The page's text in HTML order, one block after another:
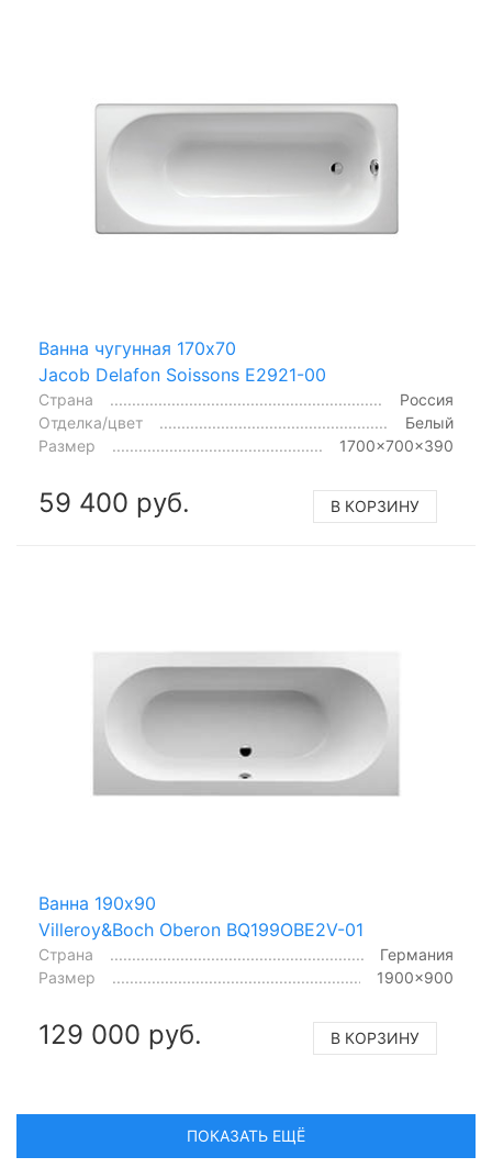
Ванна чугунная 170x70
Jacob Delafon Soissons E2921-00
Страна
Россия
Отделка/цвет
Белый
Размер
1700x700x390
59 400 руб. В КОРЗИНУ
Ванна 190x90
Villeroy&Boch Oberon BQ199OBE2V-01
Страна
Германия
Размер
1900x900
129 000 руб. В КОРЗИНУ
ПОКАЗАТЬ ЕЩЁ